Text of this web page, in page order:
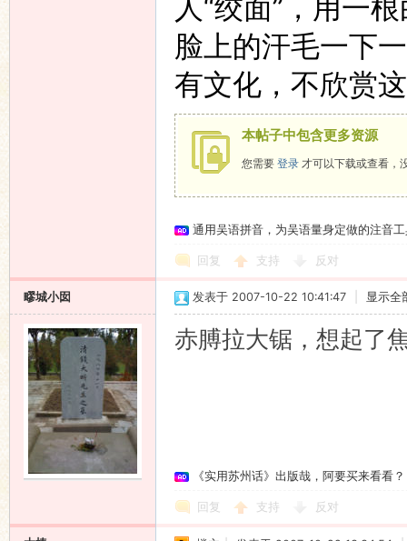
人“绞面” ，用一
脸上的汗毛一下
有文化，不欣赏
本帖子中包含更多资源
您需要 登录 才可以下载或查看，
通用吴语拼音，为吴语量身定做的注音
回复 支持 反对
疁城小囡 发表于 2007-10-22 10:41:47 显示全
赤膊拉大锯，想起了
《实用苏州话》出版哉，阿要买来看看？
回复 支持 反对